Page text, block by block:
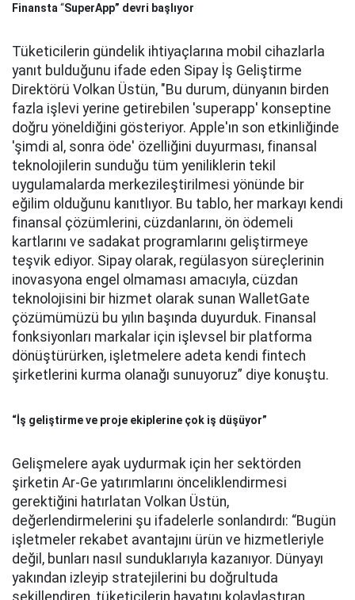
Finansta “SuperApp” devri başlıyor
Tüketicilerin gündelik ihtiyaçlarına mobil cihazlarla
yanıt bulduğunu ifade eden Sipay İş Geliştirme
Direktörü Volkan Üstün, "Bu durum, dünyanın birden
fazla işlevi yerine getirebilen 'superapp' konseptine
doğru yöneldiğini gösteriyor. Apple'ın son etkinliğinde
'şimdi al, sonra öde' özelliğini duyurması, finansal
teknolojilerin sunduğu tüm yeniliklerin tekil
uygulamalarda merkezileştirilmesi yönünde bir
eğilim olduğunu kanıtlıyor. Bu tablo, her markayı kendi
finansal çözümlerini, cüzdanlarını, ön ödemeli
kartlarını ve sadakat programlarını geliştirmeye
teşvik ediyor. Sipay olarak, regülasyon süreçlerinin
inovasyona engel olmaması amacıyla, cüzdan
teknolojisini bir hizmet olarak sunan WalletGate
çözümümüzü bu yılın başında duyurduk. Finansal
fonksiyonları markalar için işlevsel bir platforma
dönüştürürken, işletmelere adeta kendi fintech
şirketlerini kurma olanağı sunuyoruz” diye konuştu.
“İş geliştirme ve proje ekiplerine çok iş düşüyor”
Gelişmelere ayak uydurmak için her sektörden
şirketin Ar-Ge yatırımlarını önceliklendirmesi
gerektiğini hatırlatan Volkan Üstün,
değerlendirmelerini şu ifadelerle sonlandırdı: “Bugün
işletmeler rekabet avantajını ürün ve hizmetleriyle
değil, bunları nasıl sunduklarıyla kazanıyor. Dünyayı
yakından izleyip stratejilerini bu doğrultuda
şekillendiren, tüketicilerin hayatını kolaylaştıran